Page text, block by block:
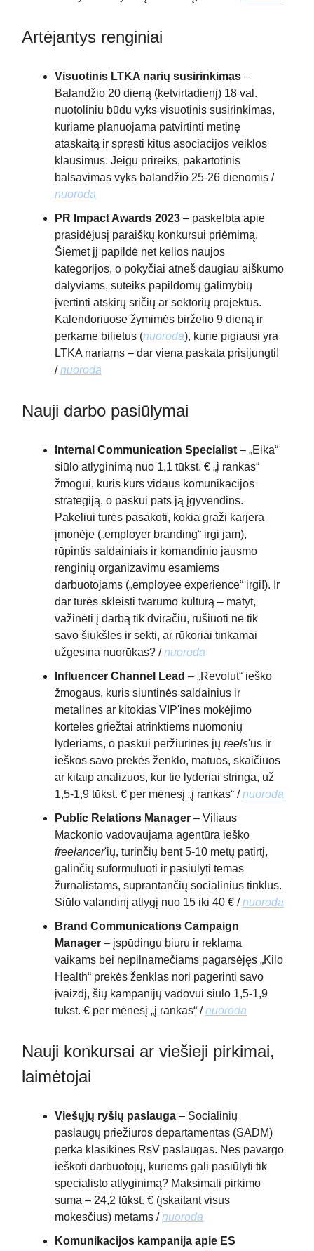
Artėjantys renginiai
Visuotinis LTKA narių susirinkimas –
Balandžio 20 dieną (ketvirtadienį) 18 val.
nuotoliniu būdu vyks visuotinis susirinkimas,
kuriame planuojama patvirtinti metinę
ataskaitą ir spręsti kitus asociacijos veiklos
klausimus. Jeigu prireiks, pakartotinis
balsavimas vyks balandžio 25-26 dienomis /
nuoroda
PR Impact Awards 2023 – paskelbta apie
prasidėjusį paraiškų konkursui priėmimą.
Šiemet jį papildė net kelios naujos
kategorijos, o pokyčiai atneš daugiau aiškumo
dalyviams, suteiks papildomų galimybių
įvertinti atskirų sričių ar sektorių projektus.
Kalendoriuose žymimės birželio 9 dieną ir
perkame bilietus (nuoroda), kurie pigiausi yra
LTKA nariams – dar viena paskata prisijungti!
/nuoroda
Nauji darbo pasiūlymai
Internal Communication Specialist – „Eika“
siūlo atlyginimą nuo 1,1 tūkst. € „į rankas“
žmogui, kuris kurs vidaus komunikacijos
strategiją, o paskui pats ją įgyvendins.
Pakeliui turės pasakoti, kokia graži karjera
įmonėje („employer branding“ irgi jam),
rūpintis saldainiais ir komandinio jausmo
renginių organizavimu esamiems
darbuotojams („employee experience“ irgi!). Ir
dar turės skleisti tvarumo kultūrą – matyt,
važinėti į darbą tik dviračiu, rūšiuoti ne tik
savo šiukšles ir sekti, ar rūkoriai tinkamai
užgesina nuorūkas? /nuoroda
Influencer Channel Lead – „Revolut“ ieško
žmogaus, kuris siuntinės saldainius ir
metalines ar kitokias VIP'ines mokėjimo
korteles griežtai atrinktiems nuomonių
lyderiams, o paskui peržiūrinės jų reels'us ir
ieškos savo prekės ženklo, matuos, skaičiuos
ar kitaip analizuos, kur tie lyderiai stringa, už
1,5-1,9 tūkst. € per mėnesį „į rankas“ /nuoroda
Public Relations Manager – Viliaus
Mackonio vadovaujama agentūra ieško
freelancer'ių, turinčių bent 5-10 metų patirtį,
galinčių suformuluoti ir pasiūlyti temas
žurnalistams, suprantančių socialinius tinklus.
Siūlo valandinį atlygį nuo 15 iki 40 € /nuoroda
Brand Communications Campaign
Manager – įspūdingu biuru ir reklama
vaikams bei nepilnamečiams pagarsėjęs „Kilo
Health“ prekės ženklas nori pagerinti savo
įvaizdį, šių kampanijų vadovui siūlo 1,5-1,9
tūkst. € per mėnesį „į rankas“ /nuoroda
Nauji konkursai ar viešieji pirkimai,
laimėtojai
Viešųjų ryšių paslauga – Socialinių
paslaugų priežiūros departamentas (SADM)
perka klasikines RsV paslaugas. Nes pavargo
ieškoti darbuotojų, kuriems gali pasiūlyti tik
specialisto atlyginimą? Maksimali pirkimo
suma – 24,2 tūkst. € (įskaitant visus
mokesčius) metams /nuoroda
Komunikacijos kampanija apie ES